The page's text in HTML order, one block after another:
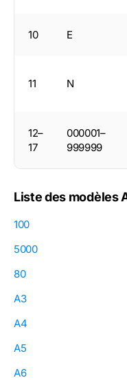
10 E
11 N
12–
17
000001–
999999
Liste des modèles
100
5000
80
A3
A4
A5
A6